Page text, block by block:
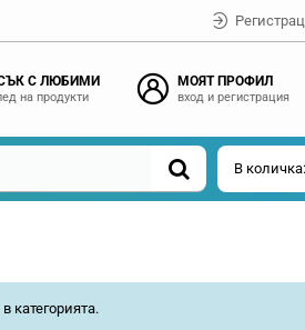
С ЛЮБИМИ
на продукти
МОЯТ ПРОФИЛ
вход и регистрация
В
категорията.